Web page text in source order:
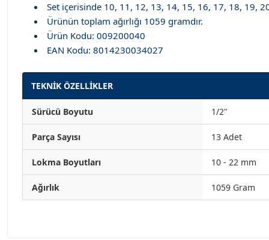
Set içerisinde 10, 11, 12, 13, 14, 15, 16, 17, 18, 19,
Ürünün toplam ağırlığı 1059 gramdır.
Ürün Kodu: 009200040
EAN Kodu: 8014230034027
TEKNİK ÖZELLİKLER
Sürücü Boyutu 1/2"
Parça Sayısı 13 Adet
Lokma Boyutları 10 - 22 mm
Ağırlık 1059 Gram